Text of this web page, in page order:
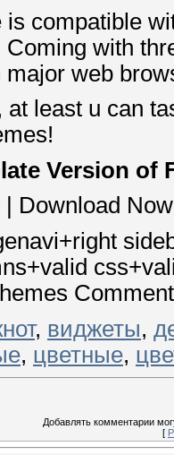
compatible
with
major web
at least u can
Version of
Download Now
, виджеты,
, цветные,
Добавлять комментарии
[